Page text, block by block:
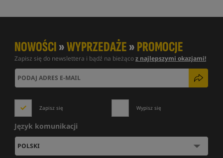
NOWOŚCI»WYPRZEDAŻE»PROMOCJE
Zapisz się do newslettera i bądź na bieżącoz najlepszymi okazjami!
Zapisz się Wypisz się
Język komunikacji